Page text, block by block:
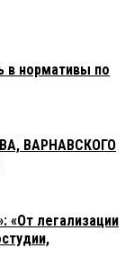
в нормативы по
ВАРНАВСКОГО
«От легализации